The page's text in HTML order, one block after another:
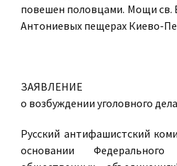
повешен половцами. Мощи св.
Антониевых пещерах Киево-
ЗАЯВЛЕНИЕ
о возбуждении уголовного дела
Русский антифашистский
основании